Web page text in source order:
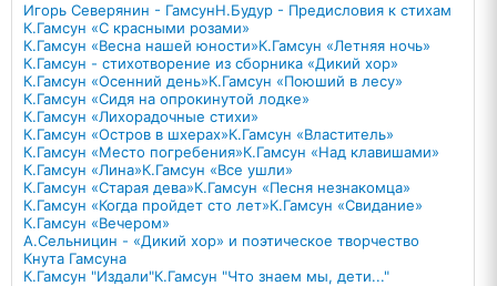
Игорь Северянин - ГамсунН.Будур - Предисловия к стихам
К.Гамсун «С красными розами»
К.Гамсун «Весна нашей юности»К.Гамсун «Летняя ночь»
К.Гамсун - стихотворение из сборника «Дикий хор»
К.Гамсун «Осенний день»К.Гамсун «Поюший в лесу»
К.Гамсун «Сидя на опрокинутой лодке»
К.Гамсун «Лихорадочные стихи»
К.Гамсун «Остров в шхерах»К.Гамсун «Властитель»
К.Гамсун «Место погребения»К.Гамсун «Над клавишами»
К.Гамсун «Лина»К.Гамсун «Все ушли»
К.Гамсун «Старая дева»К.Гамсун «Песня незнакомца»
К.Гамсун «Когда пройдет сто лет»К.Гамсун «Свидание»
К.Гамсун «Вечером»
А.Сельницин - «Дикий хор» и поэтическое творчество
Кнута Гамсуна
К.Гамсун "Издали"К.Гамсун "Что знаем мы, дети..."